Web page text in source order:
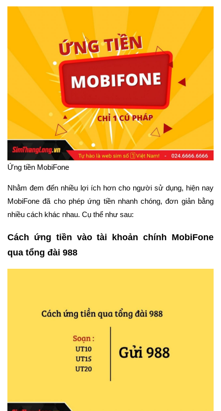
Ứng tiền MobiFone
Nhằm đem đến nhiều lợi ích hơn cho người sử dụng, hiện nay
MobiFone đã cho phép ứng tiền nhanh chóng, đơn giản bằng
nhiều cách khác nhau. Cụ thể như sau:
Cách ứng tiền vào tài khoản chính MobiFone
qua tổng đài 988